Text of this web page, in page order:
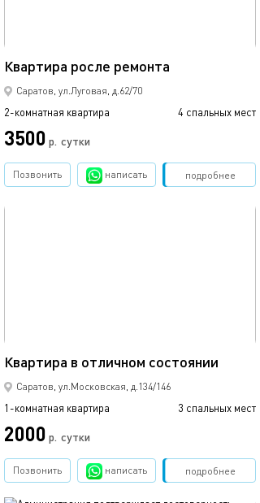
Квартира росле ремонта
Саратов, ул.Луговая, д.62/70
2-комнатная квартира 4 спальных мест
3500 р. сутки
подробнее
Позвонить написать Забронировать
Квартира в отличном состоянии
Саратов, ул.Московская, д.134/146
1-комнатная квартира 3 спальных мест
2000 р. сутки
подробнее
Позвонить написать Забронировать